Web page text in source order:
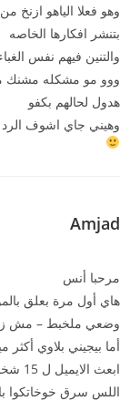
وهو فعلا الياهو
بتنشر افكارها الخاصه
والتنين فيهم نفس
ووو مو مشكله مشنك
هدول لحالهم بكفو
وهيني جاي اشوف الرد
Amjad
مرحبا أنس
هاي أول مرة بعلق
وضعي ملخبط – مش
أما بيجيني بلاوي أكثر